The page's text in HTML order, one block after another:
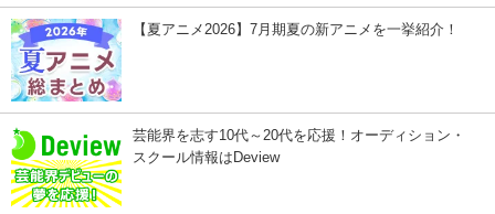
【夏アニメ2026】7月期夏の新アニメを一挙紹介！
芸能界を志す10代～20代を応援！オーディション・
スクール情報はDeview